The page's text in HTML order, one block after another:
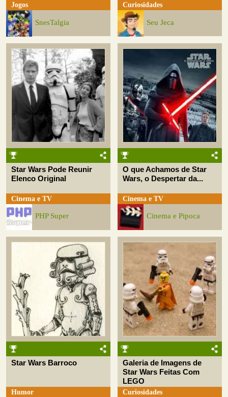
Jogos
SnesTalgia
Curiosidades
Seu Jeca
Star Wars Pode Reunir
Elenco Original
Cinema e TV
PHP Super
O que Achamos de Star
Wars, o Despertar da...
Cinema e TV
Cinema e Pipoca
Star Wars Barroco
Humor
Galeria de Imagens de
Star Wars Feitas Com
LEGO
Curiosidades